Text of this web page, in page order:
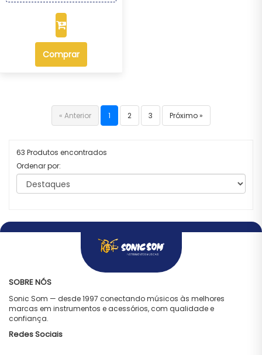
Comprar
« Anterior 1 2 3 Próximo »
63 Produtos encontrados
Ordenar por:
SOBRE NÓS
Sonic Som — desde 1997 conectando músicos às melhores
marcas em instrumentos e acessórios, com qualidade e
confiança.
Redes Sociais